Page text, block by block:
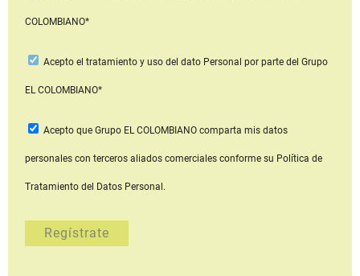
COLOMBIANO*
Acepto el tratamiento y uso del dato Personal por parte del Grupo
EL COLOMBIANO*
Acepto que Grupo EL COLOMBIANOcomparta mis datos
personales con terceros aliados comerciales conforme su Política de
Tratamiento del Datos Personal.